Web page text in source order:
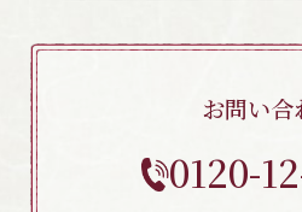
お問い合
0120-